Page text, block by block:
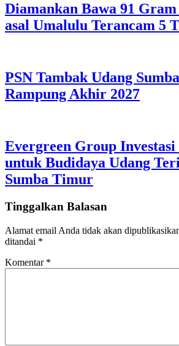
Diamankan Bawa 91
asal Umalulu Terancam 5
PSN Tambak Udang
Rampung Akhir 2027
Evergreen Group
untuk Budidaya Udang
Sumba Timur
Tinggalkan Balasan
Alamat email Anda tidak akan
ditandai *
Komentar *